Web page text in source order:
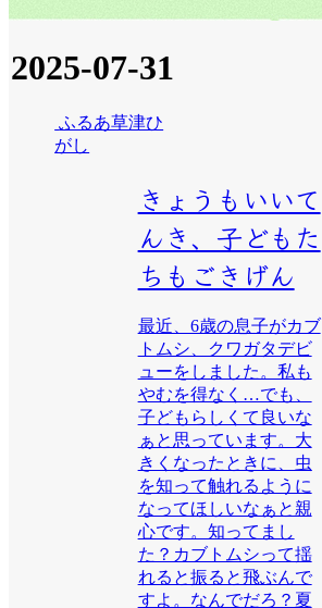
2025-07-31
ふるあ草津ひ
がし
きょうもいいて
んき、子どもた
ちもごきげん
最近、6歳の息子がカブ
トムシ、クワガタデビ
ューをしました。私も
やむを得なく…でも、
子どもらしくて良いな
ぁと思っています。大
きくなったときに、虫
を知って触れるように
なってほしいなぁと親
心です。知ってまし
た？カブトムシって揺
れると振ると飛ぶんで
すよ。なんでだろ？夏